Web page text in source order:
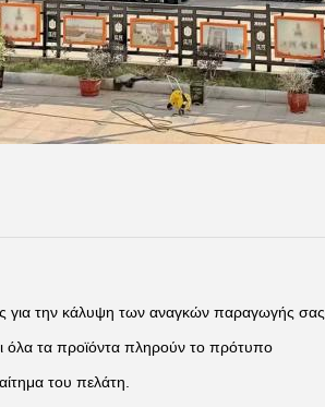
για την κάλυψη των αναγκών παραγωγής σας
όλα τα προϊόντα πληρούν το πρότυπο
του πελάτη.